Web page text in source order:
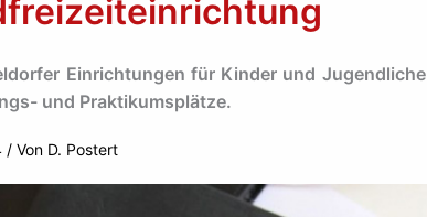
Einrichtungen für Kinder und
und Praktikumsplätze.
/ Von D. Postert